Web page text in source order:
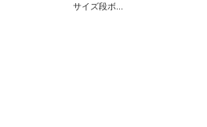
サイズ段ボ...